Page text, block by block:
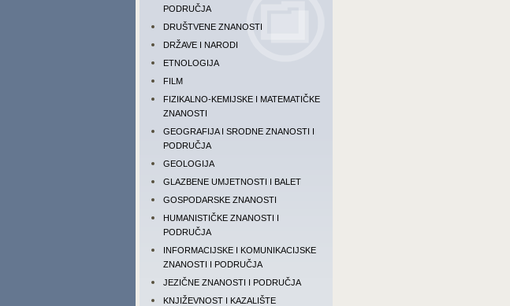
PODRUČJA
DRUŠTVENE ZNANOSTI
DRŽAVE I NARODI
ETNOLOGIJA
FILM
FIZIKALNO-KEMIJSKE I MATEMATIČKE
ZNANOSTI
GEOGRAFIJA I SRODNE ZNANOSTI I
PODRUČJA
GEOLOGIJA
GLAZBENE UMJETNOSTI I BALET
GOSPODARSKE ZNANOSTI
HUMANISTIČKE ZNANOSTI I
PODRUČJA
INFORMACIJSKE I KOMUNIKACIJSKE
ZNANOSTI I PODRUČJA
JEZIČNE ZNANOSTI I PODRUČJA
KNJIŽEVNOST I KAZALIŠTE